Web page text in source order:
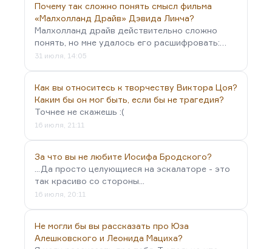
Почему так сложно понять смысл фильма
«Малхолланд Драйв» Дэвида Линча?
Малхолланд драйв действительно сложно
понять, но мне удалось его расшифровать:…
31 июля, 14:05
Как вы относитесь к творчеству Виктора Цоя?
Каким бы он мог быть, если бы не трагедия?
Точнее не скажешь :(
16 июля, 21:11
За что вы не любите Иосифа Бродского?
...Да просто целующиеся на эскалаторе - это
так красиво со стороны...
16 июля, 20:11
Не могли бы вы рассказать про Юза
Алешковского и Леонида Мациха?